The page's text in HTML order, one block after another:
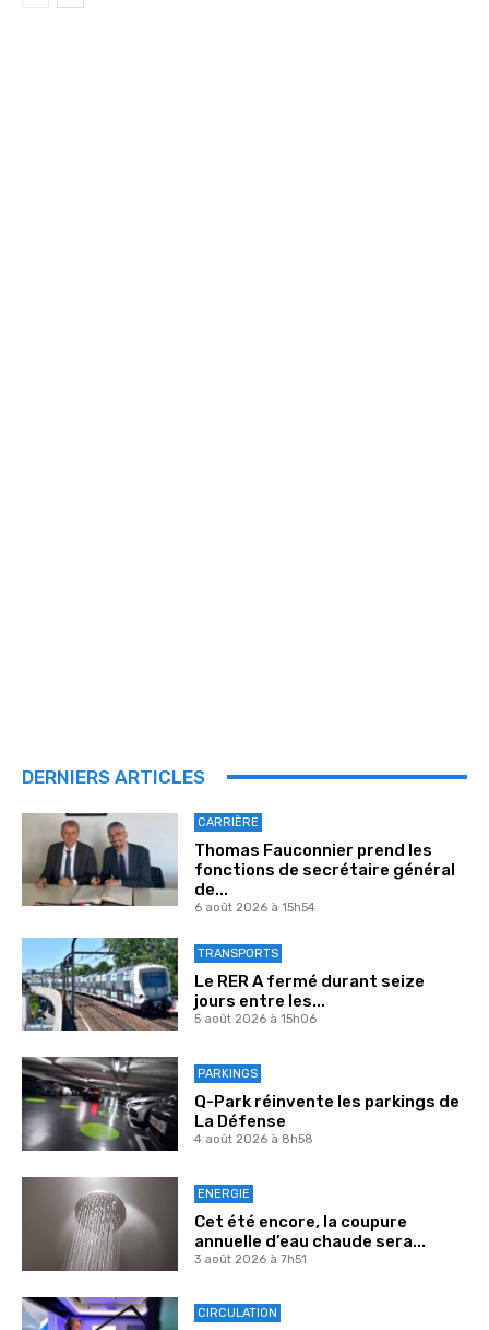
DERNIERS ARTICLES
CARRIÈRE
Thomas Fauconnier prend les
fonctions de secrétaire général
de...
6 août 2026 à 15h54
TRANSPORTS
Le RER A fermé durant seize
jours entre les...
5 août 2026 à 15h06
PARKINGS
Q-Park réinvente les parkings de
La Défense
4 août 2026 à 8h58
ENERGIE
Cet été encore, la coupure
annuelle d’eau chaude sera...
3 août 2026 à 7h51
CIRCULATION